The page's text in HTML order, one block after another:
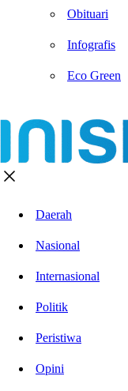
Obituari
Infografis
Eco Green
Daerah
Nasional
Internasional
Politik
Peristiwa
Opini